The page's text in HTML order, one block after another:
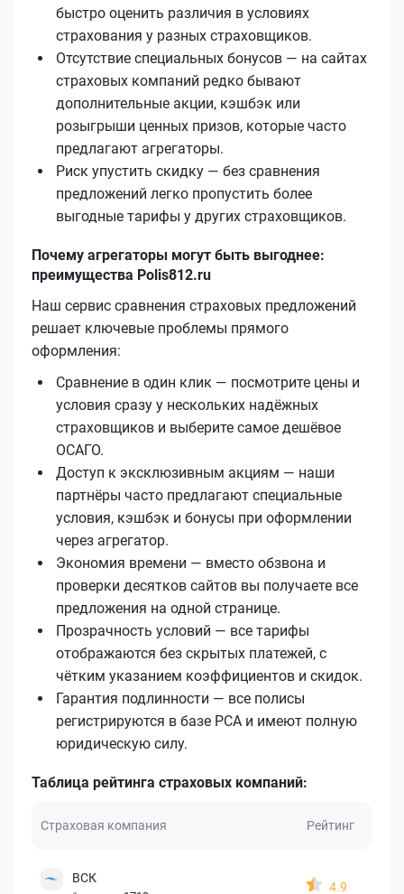
быстро оценить различия в условиях
страхования у разных страховщиков.
Отсутствие специальных бонусов — на сайтах
страховых компаний редко бывают
дополнительные акции, кэшбэк или
розыгрыши ценных призов, которые часто
предлагают агрегаторы.
Риск упустить скидку — без сравнения
предложений легко пропустить более
выгодные тарифы у других страховщиков.
Почему агрегаторы могут быть выгоднее:
преимущества Polis812.ru
Наш сервис сравнения страховых предложений
решает ключевые проблемы прямого
оформления:
Сравнение в один клик — посмотрите цены и
условия сразу у нескольких надёжных
страховщиков и выберите самое дешёвое
ОСАГО.
Доступ к эксклюзивным акциям — наши
партнёры часто предлагают специальные
условия, кэшбэк и бонусы при оформлении
через агрегатор.
Экономия времени — вместо обзвона и
проверки десятков сайтов вы получаете все
предложения на одной странице.
Прозрачность условий — все тарифы
отображаются без скрытых платежей, с
чётким указанием коэффициентов и скидок.
Гарантия подлинности — все полисы
регистрируются в базе РСА и имеют полную
юридическую силу.
Таблица рейтинга страховых компаний:
Страховая компания Рейтинг
ВСК
4.9